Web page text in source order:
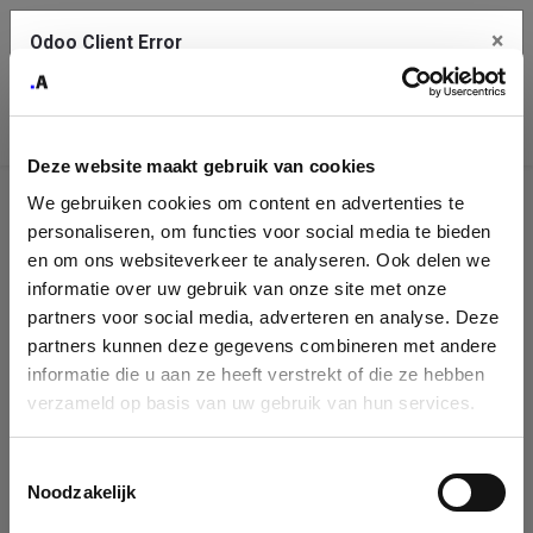
Deze website maakt gebruik van cookies
We gebruiken cookies om content en advertenties te
personaliseren, om functies voor social media te bieden
en om ons websiteverkeer te analyseren. Ook delen we
informatie over uw gebruik van onze site met onze
partners voor social media, adverteren en analyse. Deze
partners kunnen deze gegevens combineren met andere
informatie die u aan ze heeft verstrekt of die ze hebben
verzameld op basis van uw gebruik van hun services.
Noodzakelijk
Company
Identification
Please fill in your company details
You can search a company in our database by name, VAT or
enterprise ID. When a company is selected it will auto-complete the
form. If you don't find your company in our database, you can create
Odoo Client Error ×
service.
See details
Ok